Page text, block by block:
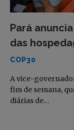
Pará
das
COP30
A vice-
fim de semana,
diárias de…